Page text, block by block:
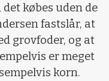
købes uden de
fastslår, at
grovfoder, og at
er meget
korn.